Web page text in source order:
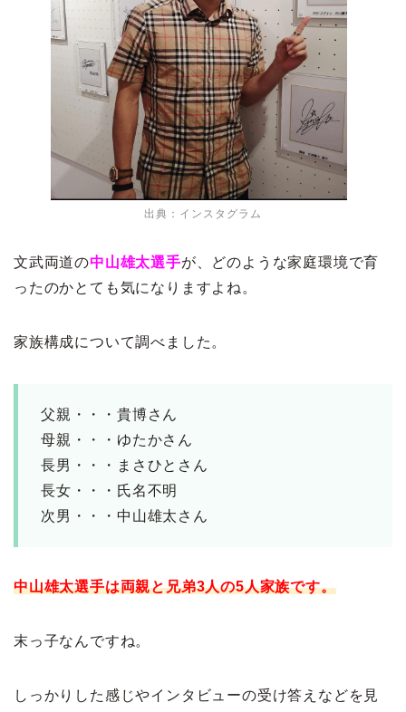
出典：インスタグラム
文武両道の中山雄太選手が、どのような家庭環境で育
ったのかとても気になりますよね。
家族構成について調べました。
父親・・・貴博さん
母親・・・ゆたかさん
長男・・・まさひとさん
長女・・・氏名不明
次男・・・中山雄太さん
中山雄太選手は両親と兄弟3人の5人家族です。
末っ子なんですね。
しっかりした感じやインタビューの受け答えなどを見